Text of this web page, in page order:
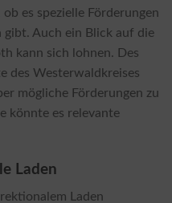
es spezielle Förderungen
Auch ein Blick auf die
kann sich lohnen. Des
des Westerwaldkreises
mögliche Förderungen zu
könnte es relevante
Laden
Laden